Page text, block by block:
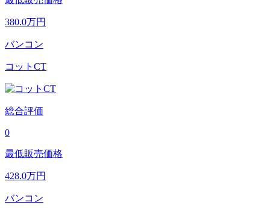
380.0万円
バンコン
コットCT
総合評価
0
最低販売価格
428.0万円
バンコン